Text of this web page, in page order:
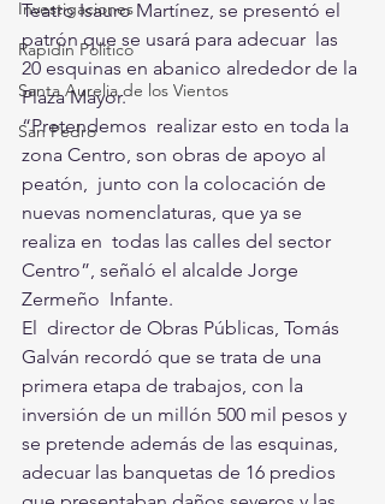
Investigaciones
Rapidín Político
Santa Aurelia de los Vientos
San Pedro
Teatro Isauro Martínez, se presentó el
patrón que se usará para adecuar  las
20 esquinas en abanico alrededor de la
Plaza Mayor.
“Pretendemos  realizar esto en toda la
zona Centro, son obras de apoyo al
peatón,  junto con la colocación de
nuevas nomenclaturas, que ya se
realiza en  todas las calles del sector
Centro”, señaló el alcalde Jorge
Zermeño  Infante.
El  director de Obras Públicas, Tomás
Galván recordó que se trata de una
primera etapa de trabajos, con la
inversión de un millón 500 mil pesos y
se pretende además de las esquinas,
adecuar las banquetas de 16 predios